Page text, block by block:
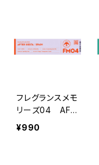
フレグランスメモ
リーズ04 AFT
ER SIESTA
¥990